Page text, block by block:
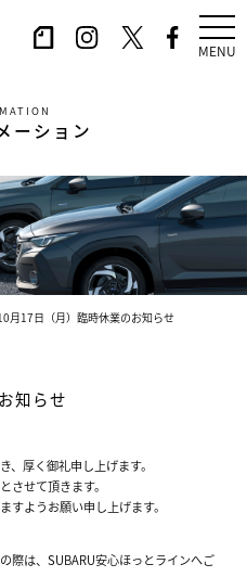
MENU
ーション
月17日（月）臨時休業のお知らせ
知らせ
、厚く御礼申し上げます。
させて頂きます。
すようお願い申し上げます。
際は、SUBARU安心ほっとラインへご